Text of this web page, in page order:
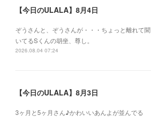
【今日のULALA】8月4日
ぞうさんと、ぞうさんが・・・ちょっと離れて聞
いてるSくんの胡坐、尊し。
2026.08.04 07:24
【今日のULALA】8月3日
3ヶ月と5ヶ月さん♪かわいいあんよが並んでる